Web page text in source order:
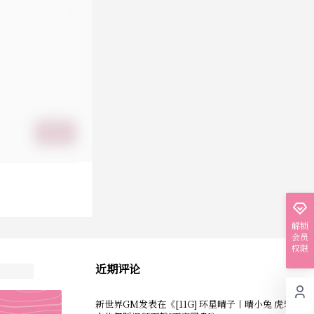
解锁
会员
权限
近期评论
新世界GM发表在《[11G] 环星晴子丨晴小兔 虎牙主播